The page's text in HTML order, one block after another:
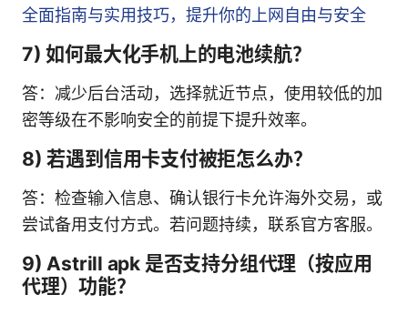
全面指南与实用技巧，提升你的上网自由与安全
7) 如何最大化手机上的电池续航？
答：减少后台活动，选择就近节点，使用较低的加
密等级在不影响安全的前提下提升效率。
8) 若遇到信用卡支付被拒怎么办？
答：检查输入信息、确认银行卡允许海外交易，或
尝试备用支付方式。若问题持续，联系官方客服。
9) Astrill apk 是否支持分组代理（按应用
代理）功能？